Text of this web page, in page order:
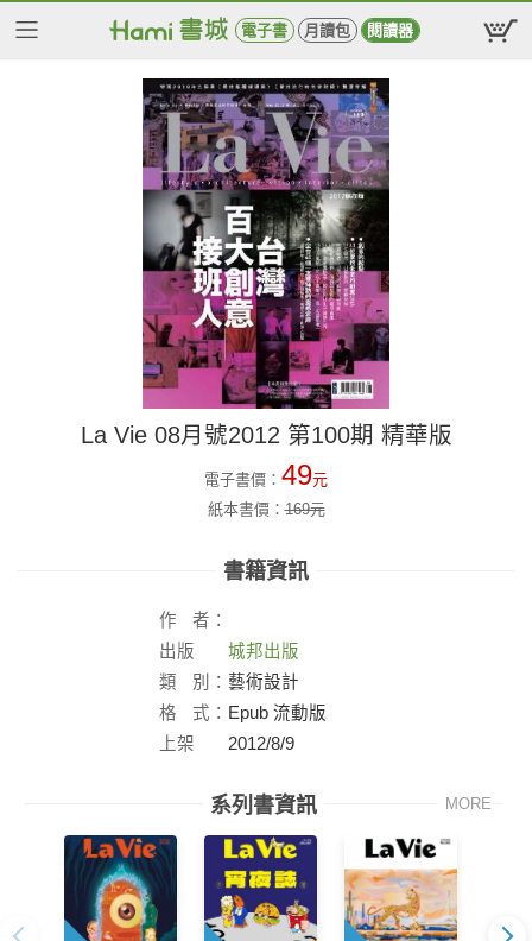
電子書 月讀包 閱讀器
La Vie 08月號2012 第100期 精華版
電子書價： 49元
紙本書價：169元
書籍資訊
作
者：
出版
社：
城邦出版
類
別： 藝術設計
格
式： Epub 流動版
上架
2012/8/9
系列書資訊 MORE